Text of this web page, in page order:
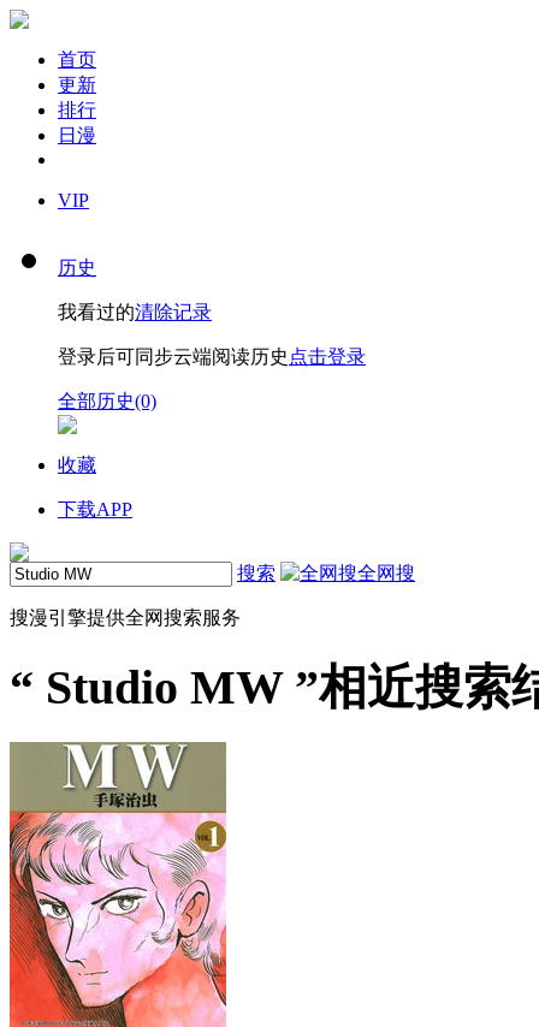
首页
更新
排行
日漫
VIP
历史
我看过的清除记录
登录后可同步云端阅读历史 点击登录
全部历史(0)
收藏
下载APP
搜索 全网搜
搜漫引擎提供全网搜索服务
“ Studio MW ”相近搜索